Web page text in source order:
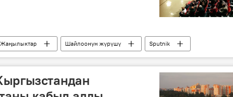
Жаңылыктар Шайлоонун жүрүшү
Sputnik
Шайлоо-2015